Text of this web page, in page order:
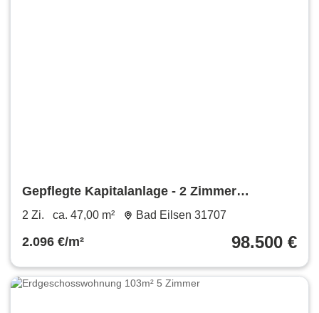
Gepflegte Kapitalanlage - 2 Zimmer
Wohnung - Balkon - Stellplatz
2 Zi. ca. 47,00 m² Bad Eilsen 31707
2.096 €/m² 98.500 €